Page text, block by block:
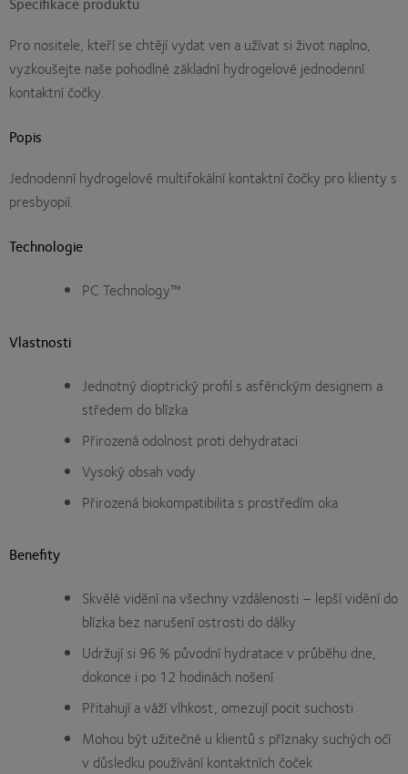
Pro nositele, kteří se chtějí vydat ven a užívat si život naplno,
vyzkoušejte naše pohodlné základní hydrogelové jednodenní
kontaktní čočky.
Popis
Jednodenní hydrogelové multifokální kontaktní čočky pro klienty s
presbyopií.
Technologie
PC Technology™
Vlastnosti
Jednotný dioptrický profil s asférickým designem a
středem do blízka
Přirozená odolnost proti dehydrataci
Vysoký obsah vody
Přirozená biokompatibilita s prostředím oka
Benefity
Skvělé vidění na všechny vzdálenosti – lepší vidění do
blízka bez narušení ostrosti do dálky
Udržují si 96 % původní hydratace v průběhu dne,
dokonce i po 12 hodinách nošení
Přitahují a váží vlhkost, omezují pocit suchosti
Mohou být užitečné u klientů s příznaky suchých očí
v důsledku používání kontaktních čoček